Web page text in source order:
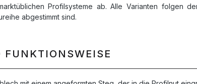
Profilsysteme ab. Alle Varianten folgen
abgestimmt sind.